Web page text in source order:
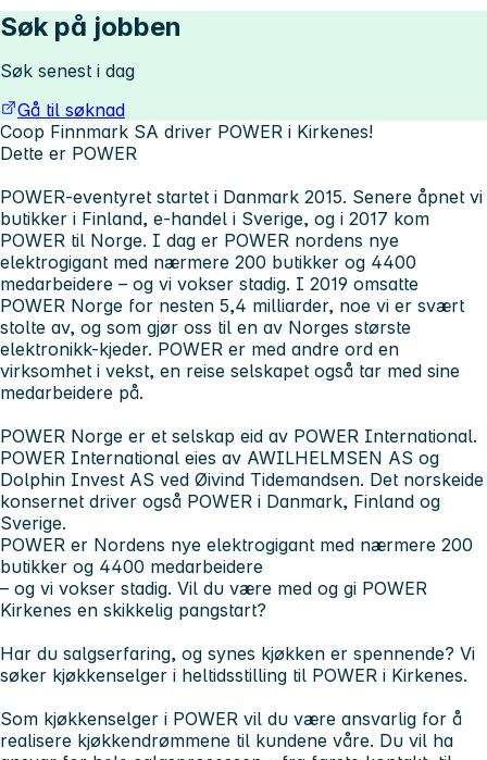
Søk på jobben
Søk senest i dag
Gå til søknad
Coop Finnmark SA driver POWER i Kirkenes!
Dette er POWER
POWER-eventyret startet i Danmark 2015. Senere åpnet vi
butikker i Finland, e-handel i Sverige, og i 2017 kom
POWER til Norge. I dag er POWER nordens nye
elektrogigant med nærmere 200 butikker og 4400
medarbeidere – og vi vokser stadig. I 2019 omsatte
POWER Norge for nesten 5,4 milliarder, noe vi er svært
stolte av, og som gjør oss til en av Norges største
elektronikk-kjeder. POWER er med andre ord en
virksomhet i vekst, en reise selskapet også tar med sine
medarbeidere på.
POWER Norge er et selskap eid av POWER International.
POWER International eies av AWILHELMSEN AS og
Dolphin Invest AS ved Øivind Tidemandsen. Det norskeide
konsernet driver også POWER i Danmark, Finland og
Sverige.
POWER er Nordens nye elektrogigant med nærmere 200
butikker og 4400 medarbeidere
– og vi vokser stadig. Vil du være med og gi POWER
Kirkenes en skikkelig pangstart?
Har du salgserfaring, og synes kjøkken er spennende? Vi
søker kjøkkenselger i heltidsstilling til POWER i Kirkenes.
Som kjøkkenselger i POWER vil du være ansvarlig for å
realisere kjøkkendrømmene til kundene våre. Du vil ha